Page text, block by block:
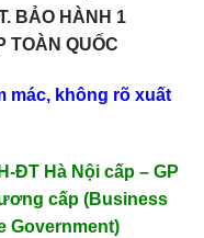
BẢO HÀNH 1
TOÀN QUỐC
mác, không rõ xuất
ĐT Hà Nội cấp – GP
cấp (Business
Government)